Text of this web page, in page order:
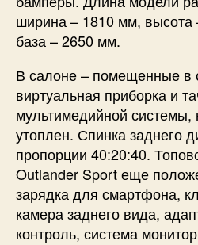
ширина – 1810 мм, высота
база – 2650 мм.
В салоне – помещенные в
виртуальная приборка и
мультимедийной системы,
утоплен. Спинка заднего
пропорции 40:20:40.
Outlander Sport еще
зарядка для смартфона,
камера заднего вида,
контроль, система